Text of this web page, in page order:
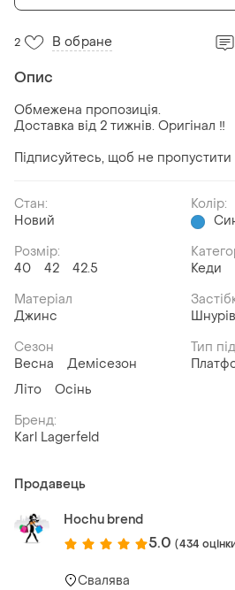
2 В обране
Опис
Обмежена пропозиція.
Доставка від 2 тижнів. Оригінал ‼️
Підписуйтесь, щоб не пропустити
Стан:
Новий
Колір:
Розмір:
40
42 42.5
Кеди
Матеріал
Джинс
Сезон
Весна
Демісезон
Літо
Осінь
Тип
Бренд:
Karl Lagerfeld
Продавець
Hochu brend
5.0 (434
Свалява